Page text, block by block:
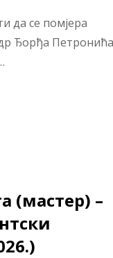
да се помјера
Ђорђа
(мастер) –